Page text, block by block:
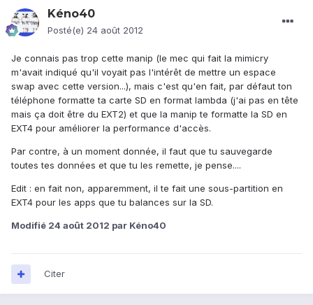
Kéno40
Posté(e) 24 août 2012
Je connais pas trop cette manip (le mec qui fait la mimicry
m'avait indiqué qu'il voyait pas l'intérêt de mettre un espace
swap avec cette version...), mais c'est qu'en fait, par défaut ton
téléphone formatte ta carte SD en format lambda (j'ai pas en tête
mais ça doit être du EXT2) et que la manip te formatte la SD en
EXT4 pour améliorer la performance d'accès.
Par contre, à un moment donnée, il faut que tu sauvegarde
toutes tes données et que tu les remette, je pense....
Edit : en fait non, apparemment, il te fait une sous-partition en
EXT4 pour les apps que tu balances sur la SD.
Modifié 24 août 2012 par Kéno40
Citer